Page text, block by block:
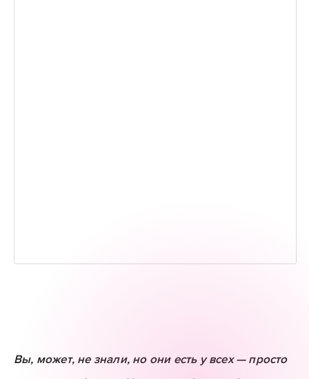
Вы, может, не знали, но они есть у всех — просто